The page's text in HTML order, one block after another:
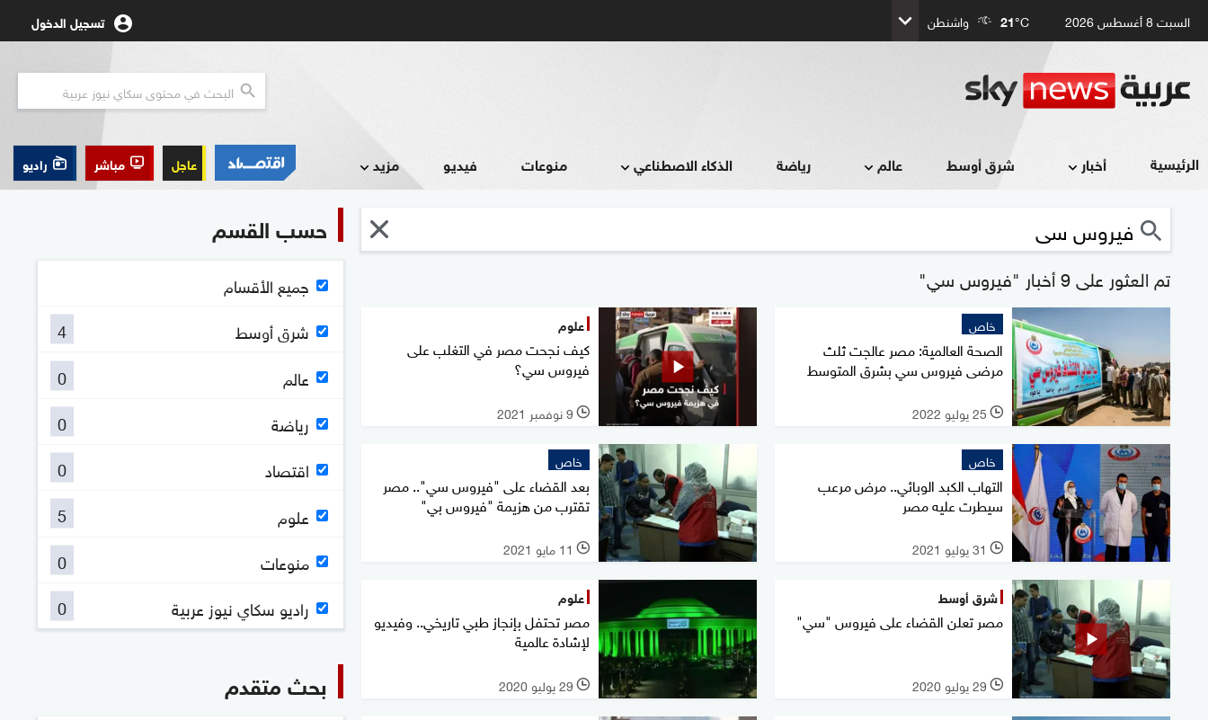
السبت 8 أغسطس 2026 21°C واشنطن تسجيل الدخول
الرئيسية أخبار شرق أوسط عالم رياضة الذكاء الاصطناعي منوعات فيديو مزيد عاجل مباشر راديو
تم العثور على 9 أخبار "فيروس سي"
خاص
الصحة العالمية: مصر عالجت ثلث
مرضى فيروس سي بشرق المتوسط
l 25 يوليو 2022
علوم
كيف نجحت مصر في التغلب على
فيروس سي؟
l 9 نوفمبر 2021
خاص
التهاب الكبد الوبائي.. مرض مرعب
سيطرت عليه مصر
l 31 يوليو 2021
خاص
بعد القضاء على "فيروس سي".. مصر
تقترب من هزيمة "فيروس بي"
l 11 مايو 2021
شرق أوسط
مصر تعلن القضاء على فيروس "سي"
l 29 يوليو 2020
علوم
مصر تحتفل بإنجاز طبي تاريخي.. وفيديو
لإشادة عالمية
l 29 يوليو 2020
حسب القسم
جميع الأقسام
شرق أوسط
4
عالم
0
رياضة
0
اقتصاد
0
علوم
5
منوعات
0
راديو سكاي نيوز عربية
0
بحث متقدم